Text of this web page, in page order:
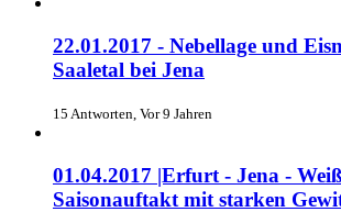
22.01.2017 - Nebellage und
Saaletal bei Jena
15 Antworten, Vor 9 Jahren
01.04.2017 |Erfurt - Jena -
Saisonauftakt mit starken